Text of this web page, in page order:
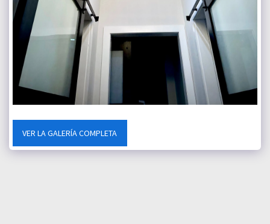
VER LA GALERÍA COMPLETA